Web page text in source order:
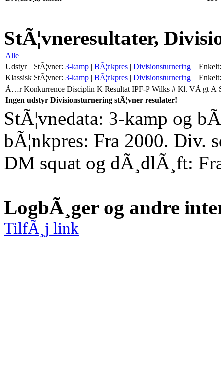
StÃ¦vneresultater,
Alle
Udstyr
StÃ¦vner: 3-kamp | BÃ¦nkpres | Divisionsturnering
Enkelt:
Klassisk StÃ¦vner: 3-kamp | BÃ¦nkpres | Divisionsturnering
Enkelt:
Ã…r Konkurrence Disciplin K Resultat IPF-P Wilks # Kl. VÃ¦gt A
Ingen udstyr Divisionsturnering stÃ¦vner resulater!
StÃ¦vnedata: 3-kamp og
bÃ¦nkpres: Fra 2000. Div.
DM squat og dÃ¸dlÃ¸ft:
LogbÃ¸ger og andre
TilfÃ¸j link